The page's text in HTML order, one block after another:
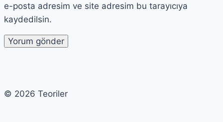
e-posta adresim ve site adresim bu tarayıcıya
kaydedilsin.
© 2026 Teoriler